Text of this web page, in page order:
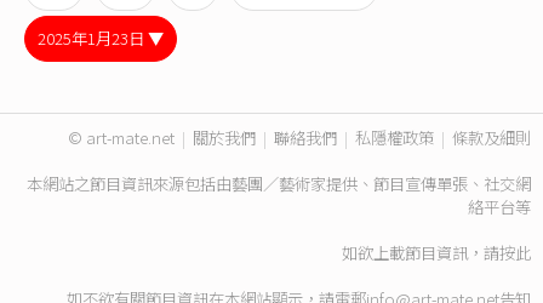
2025年1月23日 ▼
© art-mate.net | 關於我們 | 聯絡我們 | 私隱權政策 | 條款及細則
本網站之節目資訊來源包括由藝團／藝術家提供、節目宣傳單張、社交網
絡平台等
如欲上載節目資訊，請按此